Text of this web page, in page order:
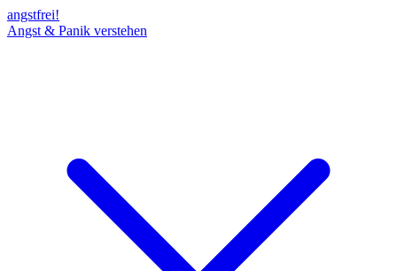
angstfrei!
Angst & Panik verstehen